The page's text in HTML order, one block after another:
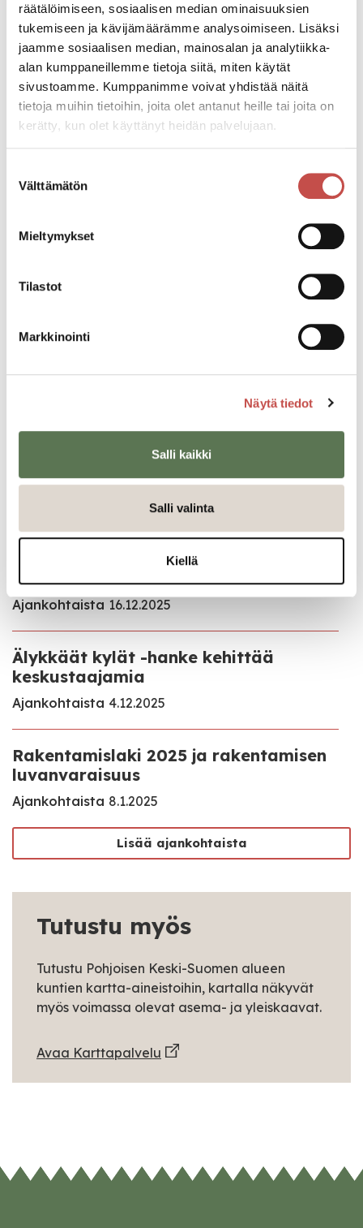
räätälöimiseen, sosiaalisen median ominaisuuksien
tukemiseen ja kävijämäärämme analysoimiseen. Lisäksi
jaamme sosiaalisen median, mainosalan ja analytiikka-
alan kumppaneillemme tietoja siitä, miten käytät
sivustoamme. Kumppanimme voivat yhdistää näitä
tietoja muihin tietoihin, joita olet antanut heille tai joita on
kerätty, kun olet käyttänyt heidän palvelujaan.
valinta
Välttämätön
Mieltymykset
Tilastot
Markkinointi
Näytä tiedot
Salli kaikki
Salli valinta
Kiellä
Ulla-Maija Humppi
kaavoitusjohtaja
Saarijärven kaavoitus ja maankäyttöpalvelut sekä
aluearkkitehtipalvelut
044 4598 405
Matti Piispanen
Saarijärven kaavoitus
matti.piispanen@saarijarvi.fi
maankäyttöpalveluiden
kesälomatiedote
RYHTI-hanke
Ajankohtaista 16.12.2025
Älykkäät kylät -hanke kehittää
keskustaajamia
Ajankohtaista 4.12.2025
Rakentamislaki 2025 ja rakentamisen
luvanvaraisuus
Ajankohtaista 8.1.2025
Lisää ajankohtaista
Tutustu myös
Tutustu Pohjoisen Keski-Suomen alueen
kuntien kartta-aineistoihin, kartalla näkyvät
myös voimassa olevat asema- ja yleiskaavat.
Avaa Karttapalvelu